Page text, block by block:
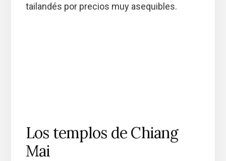
tailandés por precios muy asequibles.
Los templos de Chiang
Mai